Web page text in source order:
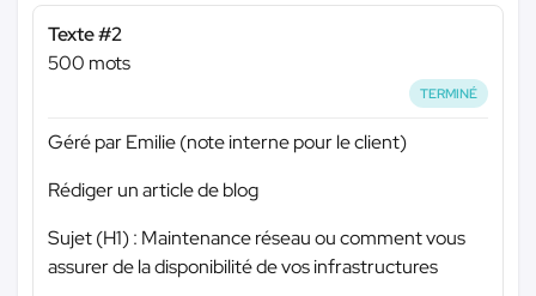
Texte #2
500 mots
TERMINÉ
Géré par Emilie (note interne pour le client)
Rédiger un article de blog
Sujet (H1) : Maintenance réseau ou comment vous
assurer de la disponibilité de vos infrastructures